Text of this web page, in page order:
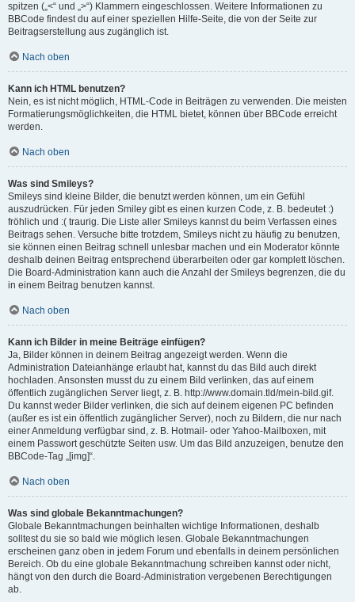
spitzen („<“ und „>“) Klammern eingeschlossen. Weitere Informationen zu
BBCode findest du auf einer speziellen Hilfe-Seite, die von der Seite zur
Beitragserstellung aus zugänglich ist.
Nach oben
Kann ich HTML benutzen?
Nein, es ist nicht möglich, HTML-Code in Beiträgen zu verwenden. Die meisten
Formatierungsmöglichkeiten, die HTML bietet, können über BBCode erreicht
werden.
Nach oben
Was sind Smileys?
Smileys sind kleine Bilder, die benutzt werden können, um ein Gefühl
auszudrücken. Für jeden Smiley gibt es einen kurzen Code, z. B. bedeutet :)
fröhlich und :( traurig. Die Liste aller Smileys kannst du beim Verfassen eines
Beitrags sehen. Versuche bitte trotzdem, Smileys nicht zu häufig zu benutzen,
sie können einen Beitrag schnell unlesbar machen und ein Moderator könnte
deshalb deinen Beitrag entsprechend überarbeiten oder gar komplett löschen.
Die Board-Administration kann auch die Anzahl der Smileys begrenzen, die du
in einem Beitrag benutzen kannst.
Nach oben
Kann ich Bilder in meine Beiträge einfügen?
Ja, Bilder können in deinem Beitrag angezeigt werden. Wenn die
Administration Dateianhänge erlaubt hat, kannst du das Bild auch direkt
hochladen. Ansonsten musst du zu einem Bild verlinken, das auf einem
öffentlich zugänglichen Server liegt, z. B. http://www.domain.tld/mein-bild.gif.
Du kannst weder Bilder verlinken, die sich auf deinem eigenen PC befinden
(außer es ist ein öffentlich zugänglicher Server), noch zu Bildern, die nur nach
einer Anmeldung verfügbar sind, z. B. Hotmail- oder Yahoo-Mailboxen, mit
einem Passwort geschützte Seiten usw. Um das Bild anzuzeigen, benutze den
BBCode-Tag „[img]“.
Nach oben
Was sind globale Bekanntmachungen?
Globale Bekanntmachungen beinhalten wichtige Informationen, deshalb
solltest du sie so bald wie möglich lesen. Globale Bekanntmachungen
erscheinen ganz oben in jedem Forum und ebenfalls in deinem persönlichen
Bereich. Ob du eine globale Bekanntmachung schreiben kannst oder nicht,
hängt von den durch die Board-Administration vergebenen Berechtigungen
ab.